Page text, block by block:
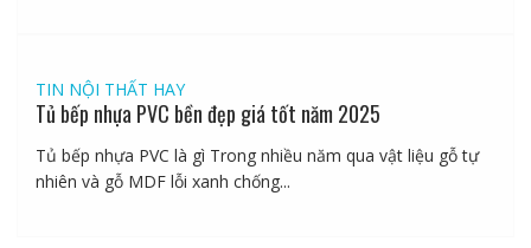
TIN NỘI THẤT HAY
Tủ bếp nhựa PVC bền đẹp giá tốt năm 2025
Tủ bếp nhựa PVC là gì Trong nhiều năm qua vật liệu gỗ tự
nhiên và gỗ MDF lỗi xanh chống...